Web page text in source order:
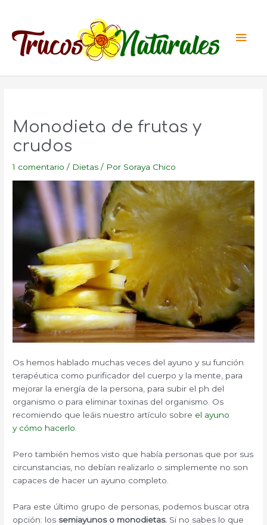
contenido
Monodieta de frutas y
crudos
1 comentario / Dietas / Por Soraya Chico
Os hemos hablado muchas veces del ayuno y su función
terapéutica como purificador del cuerpo y la mente, para
mejorar la energía de la persona, para subir el ph del
organismo o para eliminar toxinas del organismo. Os
recomiendo que leáis nuestro artículo sobre el ayuno
y cómo hacerlo
Pero también hemos visto que había personas que por sus
circunstancias, no debían realizarlo o simplemente no son
capaces de hacer un ayuno completo.
Para este último grupo de personas, podemos buscar otra
opción: los semiayunos o monodietas. Si no sabes lo que